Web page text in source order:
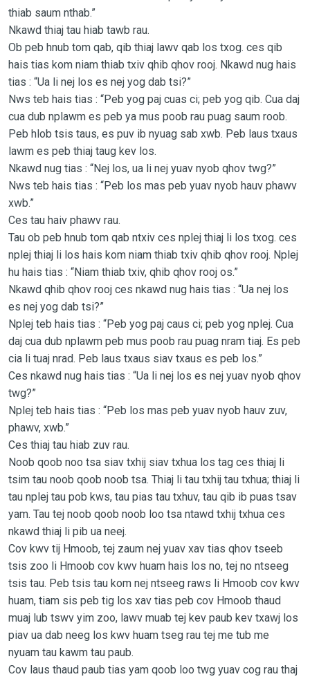
thiab saum nthab.”
Nkawd thiaj tau hiab tawb rau.
Ob peb hnub tom qab, qib thiaj lawv qab los txog. ces qib
hais tias kom niam thiab txiv qhib qhov rooj. Nkawd nug hais
tias : “Ua li nej los es nej yog dab tsi?”
Nws teb hais tias : “Peb yog paj cuas ci; peb yog qib. Cua daj
cua dub nplawm es peb ya mus poob rau puag saum roob.
Peb hlob tsis taus, es puv ib nyuag sab xwb. Peb laus txaus
lawm es peb thiaj taug kev los.
Nkawd nug tias : “Nej los, ua li nej yuav nyob qhov twg?”
Nws teb hais tias : “Peb los mas peb yuav nyob hauv phawv
xwb.”
Ces tau haiv phawv rau.
Tau ob peb hnub tom qab ntxiv ces nplej thiaj li los txog. ces
nplej thiaj li los hais kom niam thiab txiv qhib qhov rooj. Nplej
hu hais tias : “Niam thiab txiv, qhib qhov rooj os.”
Nkawd qhib qhov rooj ces nkawd nug hais tias : “Ua nej los
es nej yog dab tsi?”
Nplej teb hais tias : “Peb yog paj caus ci; peb yog nplej. Cua
daj cua dub nplawm peb mus poob rau puag nram tiaj. Es peb
cia li tuaj nrad. Peb laus txaus siav txaus es peb los.”
Ces nkawd nug hais tias : “Ua li nej los es nej yuav nyob qhov
twg?”
Nplej teb hais tias : “Peb los mas peb yuav nyob hauv zuv,
phawv, xwb.”
Ces thiaj tau hiab zuv rau.
Noob qoob noo tsa siav txhij siav txhua los tag ces thiaj li
tsim tau noob qoob noob tsa. Thiaj li tau txhij tau txhua; thiaj li
tau nplej tau pob kws, tau pias tau txhuv, tau qib ib puas tsav
yam. Tau tej noob qoob noob loo tsa ntawd txhij txhua ces
nkawd thiaj li pib ua neej.
Cov kwv tij Hmoob, tej zaum nej yuav xav tias qhov tseeb
tsis zoo li Hmoob cov kwv huam hais los no, tej no ntseeg
tsis tau. Peb tsis tau kom nej ntseeg raws li Hmoob cov kwv
huam, tiam sis peb tig los xav tias peb cov Hmoob thaud
muaj lub tswv yim zoo, lawv muab tej kev paub kev txawj los
piav ua dab neeg los kwv huam tseg rau tej me tub me
nyuam tau kawm tau paub.
Cov laus thaud paub tias yam qoob loo twg yuav cog rau thaj